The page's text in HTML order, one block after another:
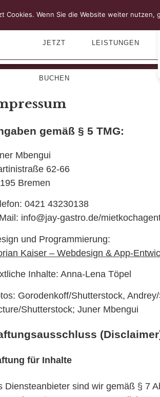
LEISTUNGEN
JETZT
BUCHEN
gemäß § 5 TMG:
Mbengui
62-66
Bremen
0421 43230138
info@jay-gastro.de/
und Programmierung:
Kaiser – Webdesign & App-
Inhalte: Anna-Lena Töpel
Gorodenkoff/Shutterstock,
Shutterstock; Juner Mbengui
für Inhalte
Diensteanbieter sind wir gemäß § 7
Cookies. Wenn Sie die Website weiter nutzen,